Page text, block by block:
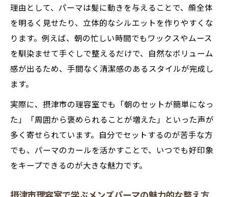
理由として、パーマは髪に動きを与えることで、顔全体
を明るく見せたり、立体的なシルエットを作りやすくな
ります。例えば、朝の忙しい時間でもワックスやムース
を馴染ませて手ぐしで整えるだけで、自然なボリューム
感が出るため、手間なく清潔感のあるスタイルが完成し
ます。
実際に、摂津市の理容室でも「朝のセットが簡単になっ
た」「周囲から褒められることが増えた」といった声が
多く寄せられています。自分でセットするのが苦手な方
でも、パーマのカールを活かすことで、いつでも好印象
をキープできるのが大きな魅力です。